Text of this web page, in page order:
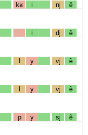
kʁ i nj ẽ
i dj ẽ
l y vj ẽ
l y vj ẽ
p y sj ẽ